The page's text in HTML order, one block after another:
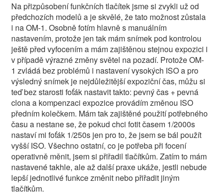
Na přizpůsobení funkčních tlačítek jsme si zvykli už od
předchozích modelů a je skvělé, že tato možnost zůstala
i na OM-1. Osobně fotím hlavně s manuálním
nastavením, protože jen tak mám snímek pod kontrolou
ještě před vyfocením a mám zajištěnou stejnou expozici i
v případě výrazné změny světel na pozadí. Protože OM-
1 zvládá bez problémů i nastavení vysokých ISO a pro
výsledný snímek je nejdůležitější expoziční čas, můžu si
teď bez starosti foťák nastavit takto: pevný čas + pevná
clona a kompenzaci expozice provádím změnou ISO
předním kolečkem. Mám tak zajištěné použití potřebného
času a nestane se, že pokud chci fotit časem 1/2000s
nastaví mi foťák 1/250s jen pro to, že jsem se bál použít
vyšší ISO. Všechno ostatní, co je potřeba při focení
operativně měnit, jsem si přiřadil tlačítkům. Zatím to mám
nastavené takhle, ale až další praxe ukáže, jestli nebude
lepší jednotlivé funkce změnit nebo přiřadit jiným
tlačítkům.